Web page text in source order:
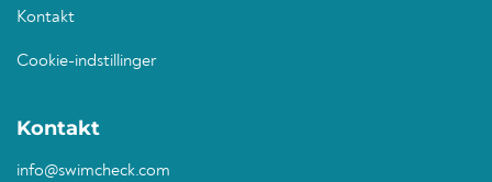
Kontakt
Cookie-indstillinger
Kontakt
info@swimcheck.com